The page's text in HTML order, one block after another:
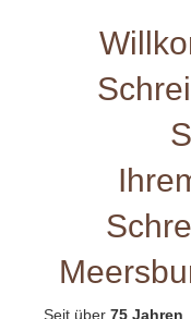
Seit über 75 Jahren